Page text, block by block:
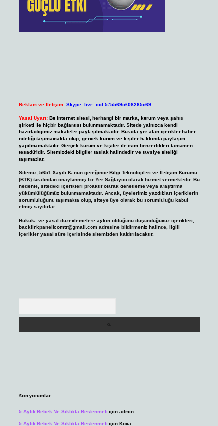
Reklam ve İletişim: Skype: live:.cid.575569c608265c69
Yasal Uyarı: Bu internet sitesi, herhangi bir marka, kurum veya şahıs
şirketi ile hiçbir bağlantısı bulunmamaktadır. Sitede yalnızca kendi
hazırladığımız makaleler paylaşılmaktadır. Burada yer alan içerikler haber
niteliği taşımamakta olup, gerçek kurum ve kişiler hakkında paylaşım
yapılmamaktadır. Gerçek kurum ve kişiler ile isim benzerlikleri tamamen
tesadüfidir. Sitemizdeki bilgiler taslak halindedir ve tavsiye niteliği
taşımazlar.
Sitemiz, 5651 Sayılı Kanun gereğince Bilgi Teknolojileri ve İletişim Kurumu
(BTK) tarafından onaylanmış bir Yer Sağlayıcı olarak hizmet vermektedir. Bu
nedenle, sitedeki içerikleri proaktif olarak denetleme veya araştırma
yükümlülüğümüz bulunmamaktadır. Ancak, üyelerimiz yazdıkları içeriklerin
sorumluluğunu taşımakta olup, siteye üye olarak bu sorumluluğu kabul
etmiş sayılırlar.
Hukuka ve yasal düzenlemelere aykırı olduğunu düşündüğünüz içerikleri,
backlinkpanelicomtr@gmail.comadresine bildirmeniz halinde, ilgili
içerikler yasal süre içerisinde sitemizden kaldırılacaktır.
Son yorumlar
5 Aylık Bebek Ne Sıklıkta Beslenmeli için admin
5 Aylık Bebek Ne Sıklıkta Beslenmeli için Koca